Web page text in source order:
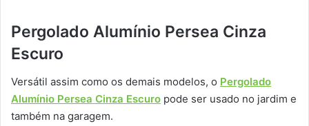
Pergolado Alumínio Persea Cinza
Escuro
Versátil assim como os demais modelos, o Pergolado
Alumínio Persea Cinza Escuro pode ser usado no jardim e
também na garagem.